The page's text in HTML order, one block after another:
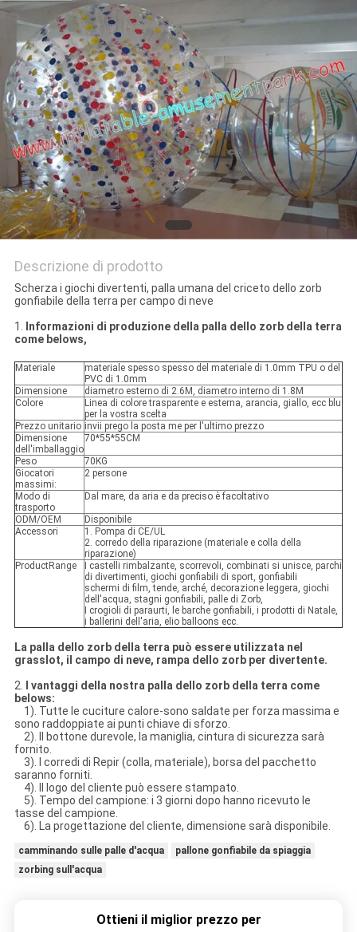
Descrizione di prodotto
Scherza i giochi divertenti, palla umana del criceto dello zorb
gonfiabile della terra per campo di neve
1. Informazioni di produzione della palla dello zorb della terra
come belows,
Materiale
materiale spesso spesso del materiale di 1.0mm TPU o del
PVC di 1.0mm
Dimensione
diametro esterno di 2.6M, diametro interno di 1.8M
Colore
Linea di colore trasparente e esterna, arancia, giallo, ecc blu
per la vostra scelta
Prezzo unitario invii prego la posta me per l'ultimo prezzo
Dimensione
dell'imballaggio
70*55*55CM
Peso
70KG
Giocatori
massimi:
2 persone
Modo di
trasporto
Dal mare, da aria e da preciso è facoltativo
ODM/OEM
Disponibile
Accessori
1. Pompa di CE/UL
2. corredo della riparazione (materiale e colla della
riparazione)
ProductRange
I castelli rimbalzante, scorrevoli, combinati si unisce, parchi
di divertimenti, giochi gonfiabili di sport, gonfiabili
schermi di film, tende, arché, decorazione leggera, giochi
dell'acqua, stagni gonfiabili, palle di Zorb,
I crogioli di paraurti, le barche gonfiabili, i prodotti di Natale,
i ballerini dell'aria, elio balloons ecc.
La palla dello zorb della terra può essere utilizzata nel
grasslot, il campo di neve, rampa dello zorb per divertente.
2.
I vantaggi della nostra palla dello zorb della terra come
belows:
1). Tutte le cuciture calore-sono saldate per forza massima e
sono raddoppiate ai punti chiave di sforzo.
2). Il bottone durevole, la maniglia, cintura di sicurezza sarà
fornito.
3). I corredi di Repir (colla, materiale), borsa del pacchetto
saranno forniti.
4). Il logo del cliente può essere stampato.
5). Tempo del campione: i 3 giorni dopo hanno ricevuto le
tasse del campione.
6). La progettazione del cliente, dimensione sarà disponibile.
camminando sulle palle d'acqua
pallone gonfiabile da spiaggia
zorbing sull'acqua
Ottieni il miglior prezzo per